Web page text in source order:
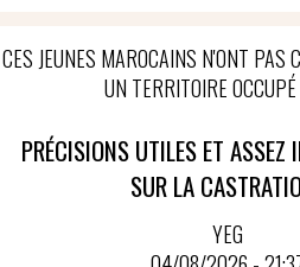
CES JEUNES MAROCAINS N'ONT PAS
UN TERRITOIRE
PRÉCISIONS UTILES ET ASSEZ
SUR LA
YEG